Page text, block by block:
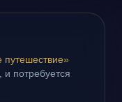
потребуется